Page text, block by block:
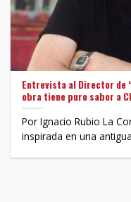
Entrevista al Director de
obra tiene puro sabor a
Por Ignacio Rubio La
inspirada en una